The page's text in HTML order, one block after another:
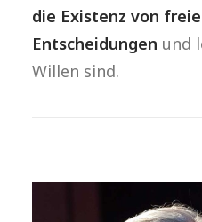
die Existenz von
Entscheidungen und
Willen sind.